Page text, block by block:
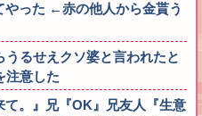
やった ←赤の他人から金貰う
るせえクソ婆と言われたと
注意した
。』兄『OK』兄友人『生意